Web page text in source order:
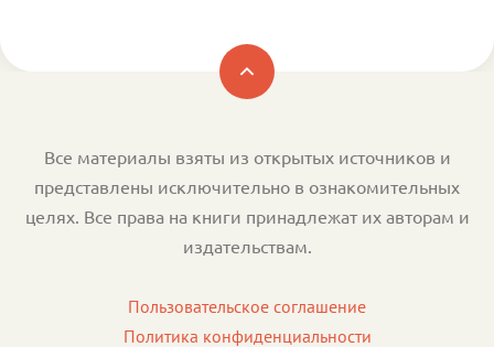
Все материалы взяты из открытых источников и
представлены исключительно в ознакомительных
целях. Все права на книги принадлежат их авторам и
издательствам.
Пользовательское соглашение
Политика конфиденциальности